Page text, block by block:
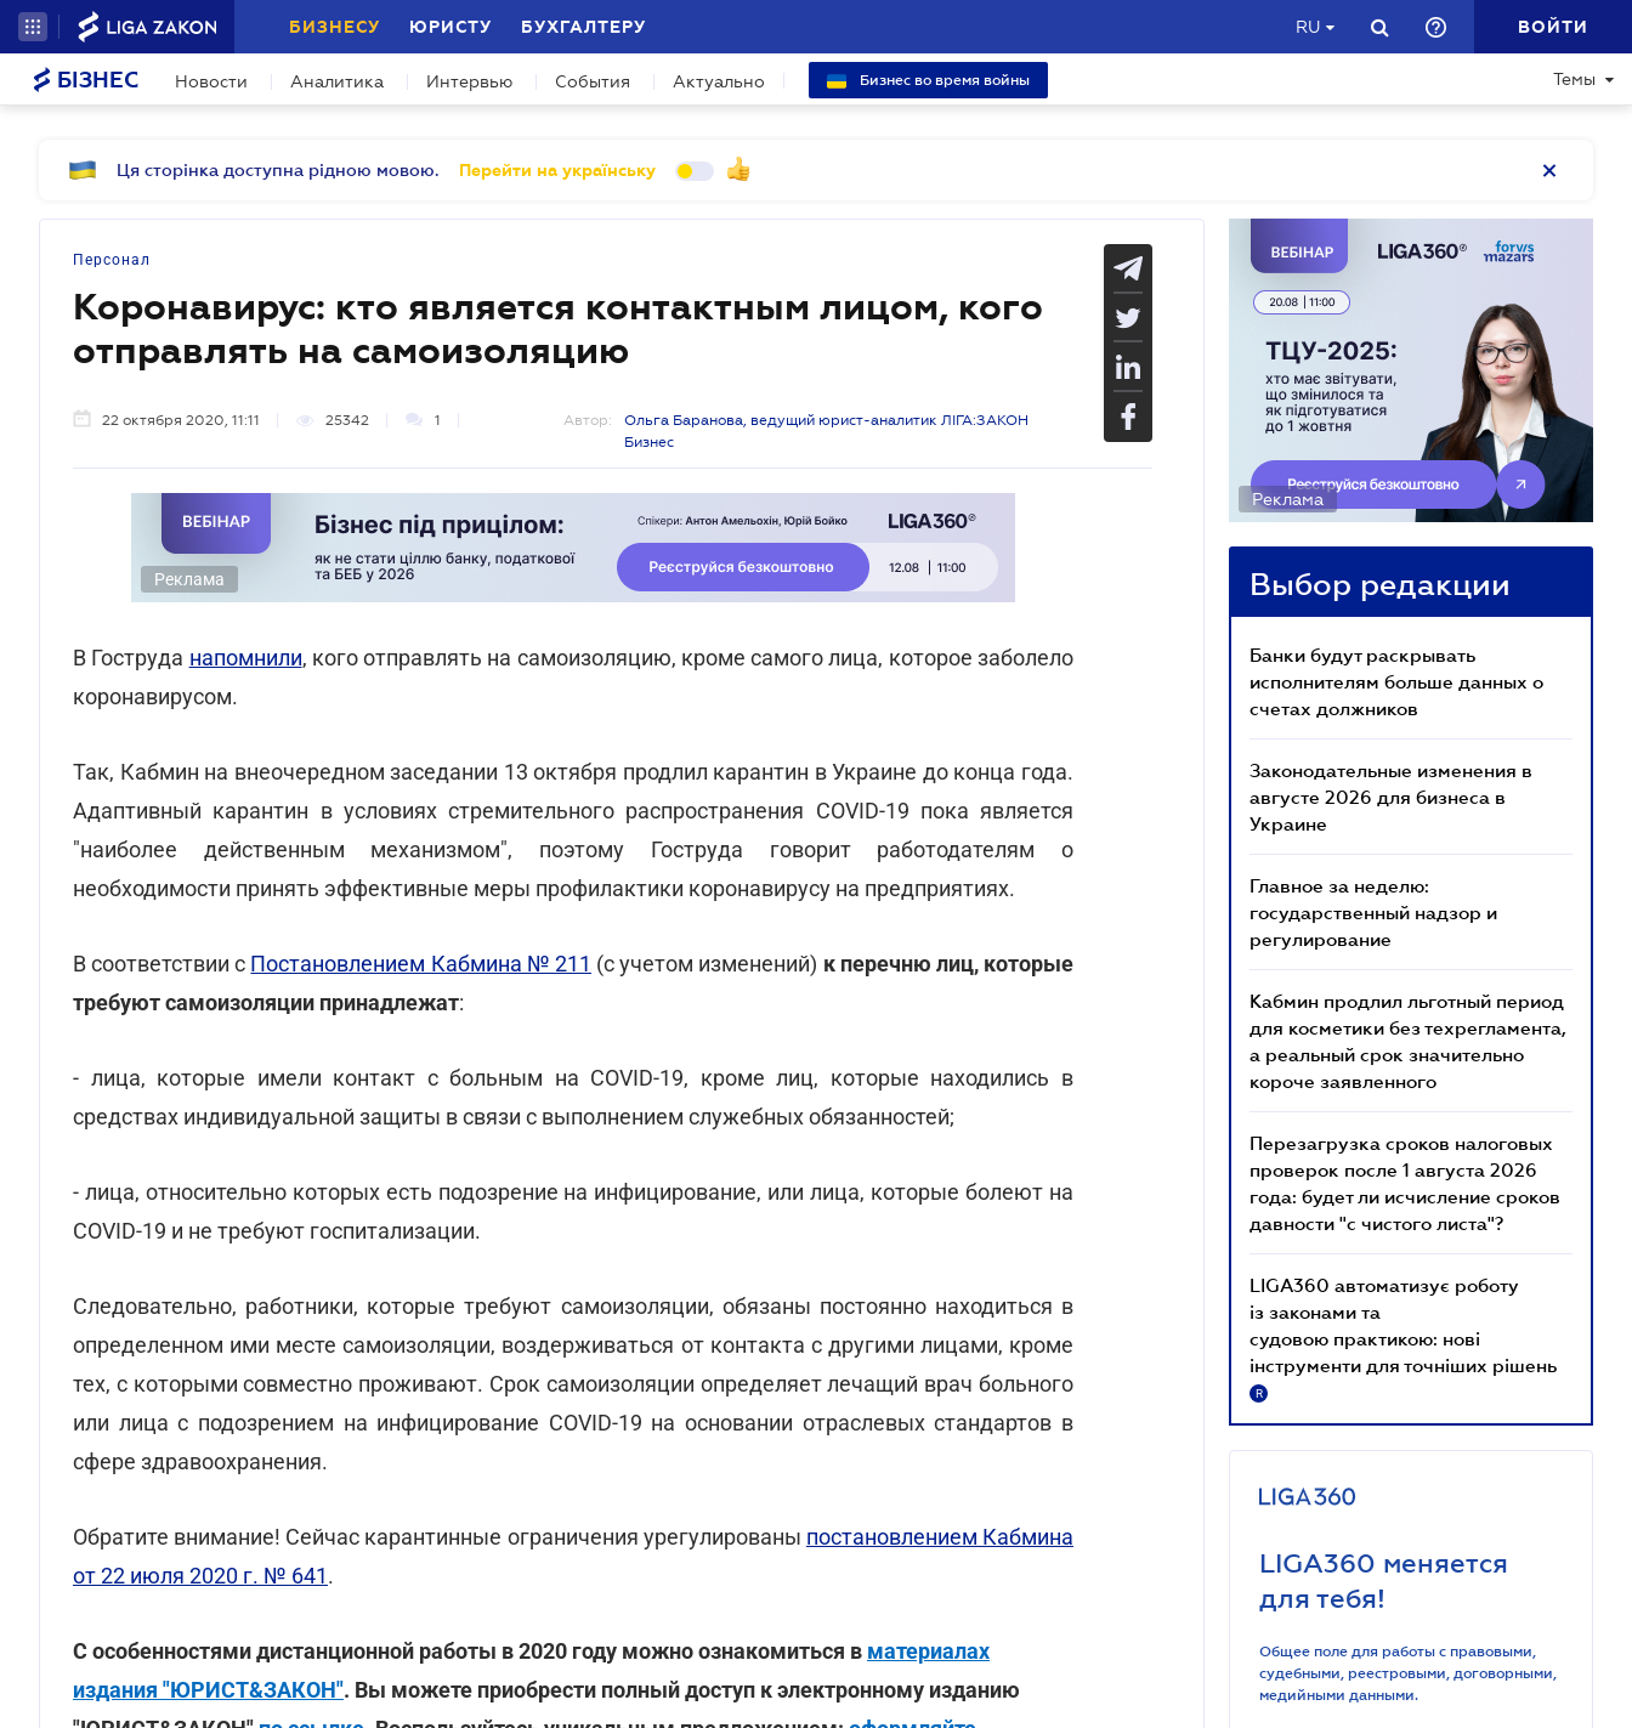
БИЗНЕСУ ЮРИСТУ БУХГАЛТЕРУ RU ВОЙТИ
БІЗНЕС Новости Аналитика Интервью События Актуально Бизнес во время войны Темы
Ця сторінка доступна рідною мовою. Перейти на українську
Персонал
Коронавирус: кто является контактным лицом, кого
отправлять на самоизоляцию
22 октября 2020, 11:11 25342 1 Автор:
Ольга Баранова, ведущий юрист-аналитик ЛІГА:ЗАКОН
Бизнес
Реклама
В Гоструда напомнили, кого отправлять на самоизоляцию, кроме самого лица, которое заболело
коронавирусом.
Так, Кабмин на внеочередном заседании 13 октября продлил карантин в Украине до конца года.
Адаптивный карантин в условиях стремительного распространения COVID-19 пока является
"наиболее действенным механизмом", поэтому Гоструда говорит работодателям о
необходимости принять эффективные меры профилактики коронавирусу на предприятиях.
В соответствии с Постановлением Кабмина № 211 (с учетом изменений) к перечню лиц, которые
требуют самоизоляции принадлежат:
- лица, которые имели контакт с больным на COVID-19, кроме лиц, которые находились в
средствах индивидуальной защиты в связи с выполнением служебных обязанностей;
- лица, относительно которых есть подозрение на инфицирование, или лица, которые болеют на
COVID-19 и не требуют госпитализации.
Следовательно, работники, которые требуют самоизоляции, обязаны постоянно находиться в
определенном ими месте самоизоляции, воздерживаться от контакта с другими лицами, кроме
тех, с которыми совместно проживают. Срок самоизоляции определяет лечащий врач больного
или лица с подозрением на инфицирование COVID-19 на основании отраслевых стандартов в
сфере здравоохранения.
Обратите внимание! Сейчас карантинные ограничения урегулированы постановлением Кабмина
от 22 июля 2020 г. № 641.
С особенностями дистанционной работы в 2020 году можно ознакомиться в материалах
издания "ЮРИСТ&ЗАКОН". Вы можете приобрести полный доступ к электронному изданию
Реклама
Выбор редакции
Банки будут раскрывать
исполнителям больше данных о
счетах должников
Законодательные изменения в
августе 2026 для бизнеса в
Украине
Главное за неделю:
государственный надзор и
регулирование
Кабмин продлил льготный период
для косметики без техрегламента,
а реальный срок значительно
короче заявленного
Перезагрузка сроков налоговых
проверок после 1 августа 2026
года: будет ли исчисление сроков
давности "с чистого листа"?
LIGA360 автоматизує роботу
із законами та
судовою практикою: нові
інструменти для точніших рішень
R
LIGA360 меняется
для тебя!
Общее поле для работы с правовыми,
судебными, реестровыми, договорными,
медийными данными.